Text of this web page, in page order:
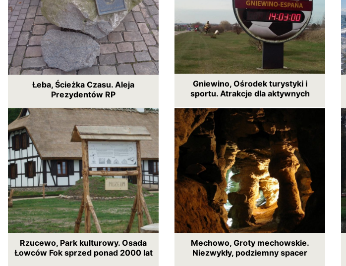
Łeba, Ścieżka Czasu. Aleja
Prezydentów RP
Gniewino, Ośrodek turystyki i
sportu. Atrakcje dla aktywnych
Rzucewo, Park kulturowy. Osada
Łowców Fok sprzed ponad 2000 lat
Mechowo, Groty mechowskie.
Niezwykły, podziemny spacer